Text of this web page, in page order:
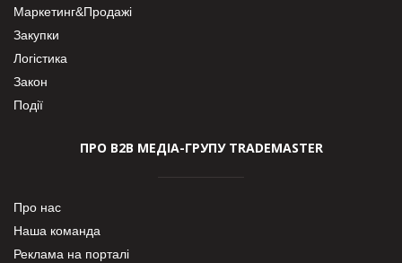
Маркетинг&Продажі
Закупки
Логістика
Закон
Події
ПРО В2В МЕДІА-ГРУПУ TRADEMASTER
Про нас
Наша команда
Реклама на порталі